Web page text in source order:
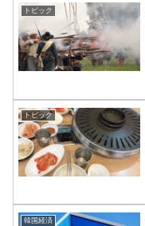
トピック
トピック
韓国経済